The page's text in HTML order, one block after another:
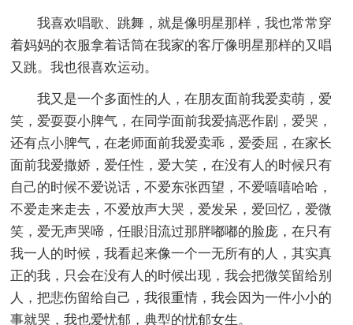
我喜欢唱歌、跳舞，就是像明星那样，我也常常穿
着妈妈的衣服拿着话筒在我家的客厅像明星那样的又唱
又跳。我也很喜欢运动。
我又是一个多面性的人，在朋友面前我爱卖萌，爱
笑，爱耍耍小脾气，在同学面前我爱搞恶作剧，爱哭，
还有点小脾气，在老师面前我爱卖乖，爱委屈，在家长
面前我爱撒娇，爱任性，爱大笑，在没有人的时候只有
自己的时候不爱说话，不爱东张西望，不爱嘻嘻哈哈，
不爱走来走去，不爱放声大哭，爱发呆，爱回忆，爱微
笑，爱无声哭啼，任眼泪流过那胖嘟嘟的脸庞，在只有
我一人的时候，我看起来像一个一无所有的人，其实真
正的我，只会在没有人的时候出现，我会把微笑留给别
人，把悲伤留给自己，我很重情，我会因为一件小小的
事就哭，我也爱忧郁，典型的忧郁女生。